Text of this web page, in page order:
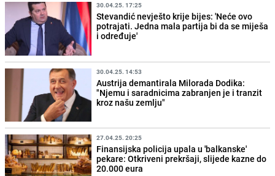
30.04.25. 17:25
Stevandić nevješto krije bijes: 'Neće ovo
potrajati. Jedna mala partija bi da se miješa
i određuje'
30.04.25. 14:53
Austrija demantirala Milorada Dodika:
"Njemu i saradnicima zabranjen je i tranzit
kroz našu zemlju"
27.04.25. 20:25
Finansijska policija upala u 'balkanske'
pekare: Otkriveni prekršaji, slijede kazne do
20.000 eura